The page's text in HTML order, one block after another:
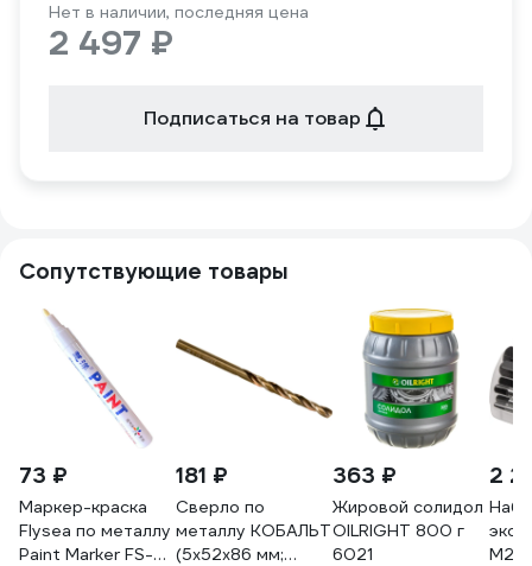
Нет в наличии, последняя цена
2 497 ₽
Подписаться на товар
Сопутствующие товары
73 ₽
Маркер-краска
Flysea по металлу
Paint Marker FS-
181 ₽
Сверло по
металлу КОБАЛЬТ
(5х52х86 мм;
363 ₽
Жировой солидол
OILRIGHT 800 г
6021
2
М24